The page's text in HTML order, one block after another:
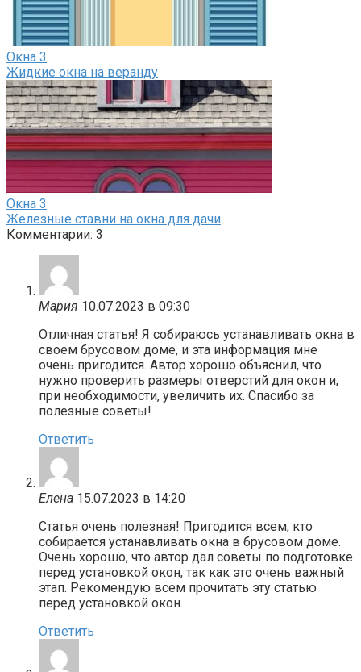
Окна 3
Жидкие окна на веранду
Окна 3
Железные ставни на окна для дачи
Комментарии: 3
Мария 10.07.2023 в 09:30
Отличная статья! Я собираюсь устанавливать окна в
своем брусовом доме, и эта информация мне
очень пригодится. Автор хорошо объяснил, что
нужно проверить размеры отверстий для окон и,
при необходимости, увеличить их. Спасибо за
полезные советы!
Ответить
Елена 15.07.2023 в 14:20
Статья очень полезная! Пригодится всем, кто
собирается устанавливать окна в брусовом доме.
Очень хорошо, что автор дал советы по подготовке
перед установкой окон, так как это очень важный
этап. Рекомендую всем прочитать эту статью
перед установкой окон.
Ответить